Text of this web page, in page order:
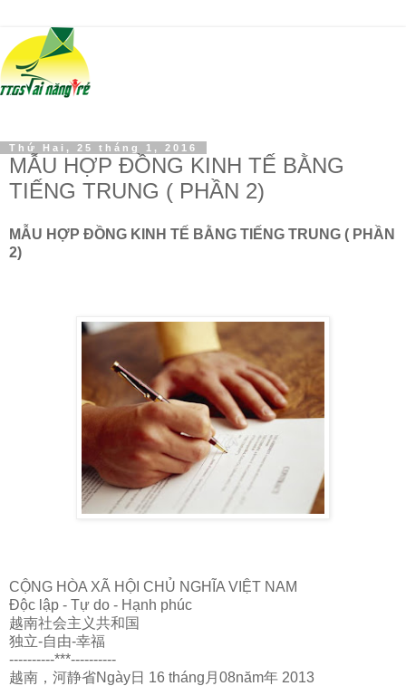
Thứ Hai, 25 tháng 1, 2016
MẪU HỢP ĐỒNG KINH TẾ BẰNG
TIẾNG TRUNG ( PHẦN 2)
MẪU HỢP ĐỒNG KINH TẾ BẰNG TIẾNG TRUNG ( PHẦN
2)
CỘNG HÒA XÃ HỘI CHỦ NGHĨA VIỆT NAM
Độc lập - Tự do - Hạnh phúc
越南社会主 义共和国
独立-自由-幸福
----------***----------
越南，河静省Ngày日 16 tháng月08năm年 2013